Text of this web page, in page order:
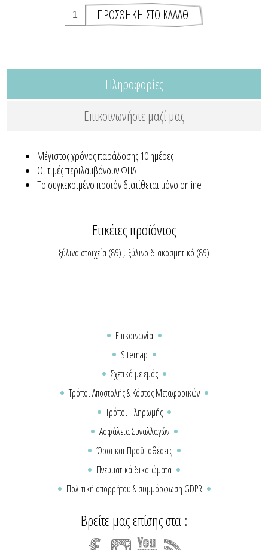
Πληροφορίες
Επικοινωνήστε μαζί μας
Μέγιστος χρόνος παράδοσης 10 ημέρες
Οι τιμές περιλαμβάνουν ΦΠΑ
Το συγκεκριμένο προιόν διατίθεται μόνο online
Ετικέτες προϊόντος
ξύλινα στοιχεία(89) , ξύλινο διακοσμητικό (89)
Επικοινωνία
Sitemap
Σχετικά με εμάς
Τρόποι Αποστολής & Κόστος Μεταφορικών
Τρόποι Πληρωμής
Ασφάλεια Συναλλαγών
Όροι και Προϋποθέσεις
Πνευματικά δικαιώματα
Πολιτική απορρήτου & συμμόρφωση GDPR
Βρείτε μας επίσης στα :